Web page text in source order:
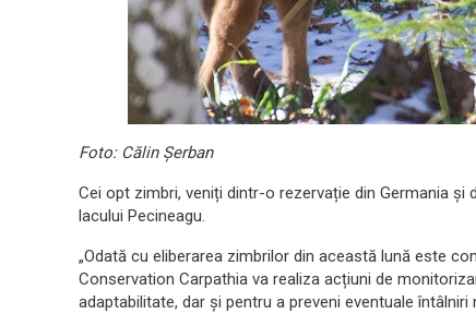
Foto: Călin Șerban
Cei opt zimbri, veniți dintr-o rezervație din Germania
lacului Pecineagu.
„Odată cu eliberarea zimbrilor din această lună este
Conservation Carpathia va realiza acțiuni de
adaptabilitate, dar și pentru a preveni eventuale